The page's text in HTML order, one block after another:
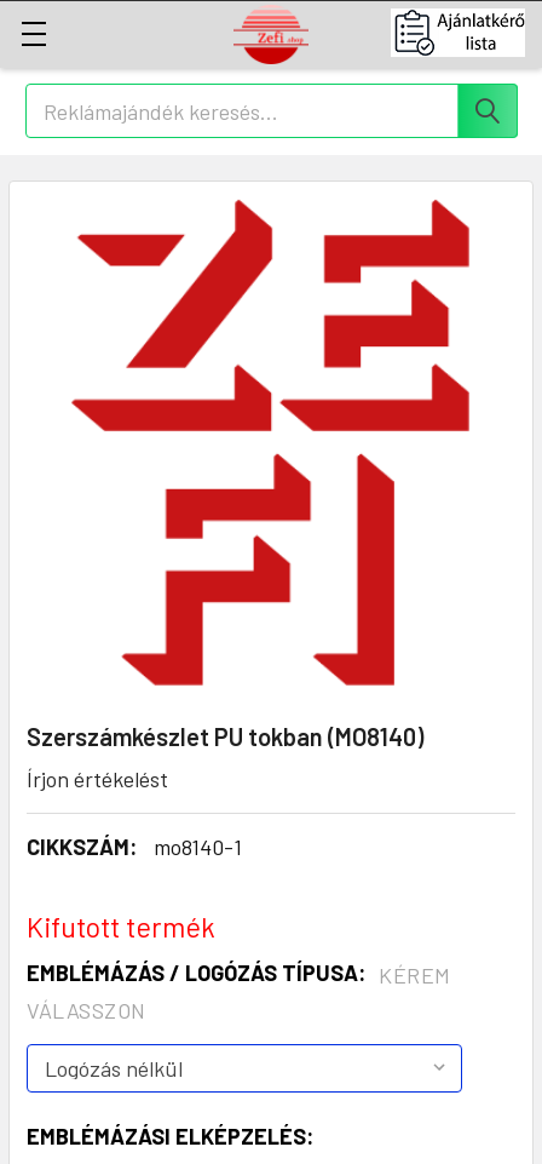
Keresés
Szerszámkészlet PU tokban (MO8140)
Írjon értékelést
CIKKSZÁM: mo8140-1
Kifutott termék
EMBLÉMÁZÁS / LOGÓZÁS TÍPUSA:
KÉREM
VÁLASSZON
EMBLÉMÁZÁSI ELKÉPZELÉS: